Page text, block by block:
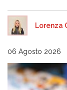
Lorenza
06 Agosto 2026